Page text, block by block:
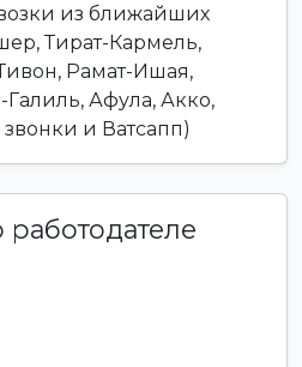
из ближайших
Тират-Кармель,
Рамат-Ишая,
Афула, Акко,
и Ватсапп)